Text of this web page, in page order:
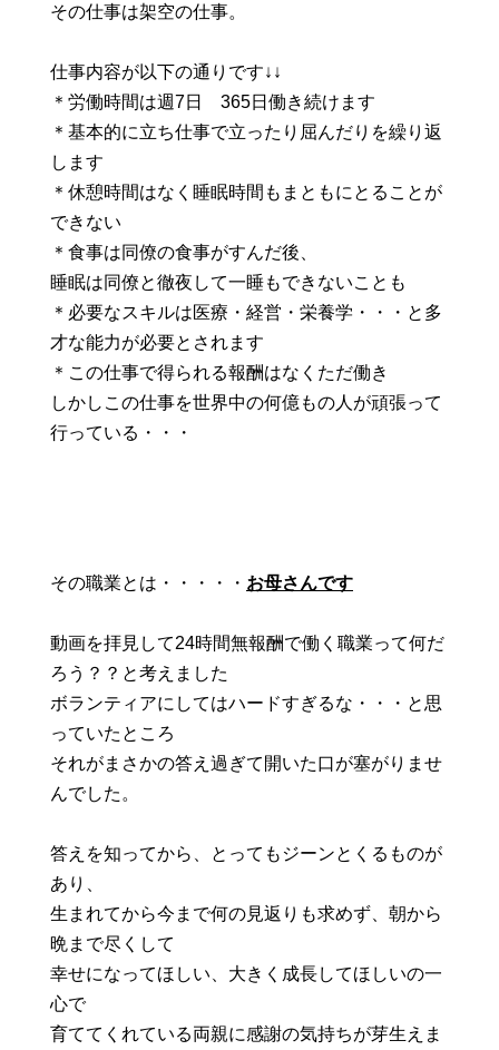
その仕事は架空の仕事。
仕事内容が以下の通りです↓↓
＊労働時間は週7日 365日働き続けます
＊基本的に立ち仕事で立ったり屈んだりを繰り返
します
＊休憩時間はなく睡眠時間もまともにとることが
できない
＊食事は同僚の食事がすんだ後、
睡眠は同僚と徹夜して一睡もできないことも
＊必要なスキルは医療・経営・栄養学・・・と多
才な能力が必要とされます
＊この仕事で得られる報酬はなくただ働き
しかしこの仕事を世界中の何億もの人が頑張って
行っている・・・
その職業とは・・・・・ お母さんです
動画を拝見して24時間無報酬で働く職業って何だ
ろう？？と考えました
ボランティアにしてはハードすぎるな・・・と思
っていたところ
それがまさかの答え過ぎて開いた口が塞がりませ
んでした。
答えを知ってから、とってもジーンとくるものが
あり、
生まれてから今まで何の見返りも求めず、朝から
晩まで尽くして
幸せになってほしい、大きく成長してほしいの一
心で
育ててくれている両親に感謝の気持ちが芽生えま